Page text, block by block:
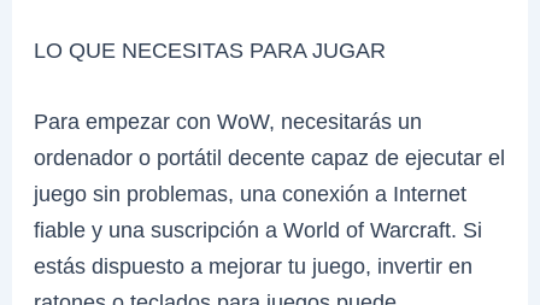
LO QUE NECESITAS PARA JUGAR
Para empezar con WoW, necesitarás un
ordenador o portátil decente capaz de ejecutar el
juego sin problemas, una conexión a Internet
fiable y una suscripción a World of Warcraft. Si
estás dispuesto a mejorar tu juego, invertir en